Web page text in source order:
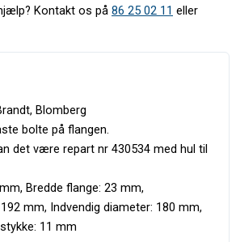
Kontakt os på 86 25 02 11 eller
Blomberg
bolte på flangen.
det være repart nr 430534 med hul til
Bredde flange: 23 mm,
mm, Indvendig diameter: 180 mm,
11 mm